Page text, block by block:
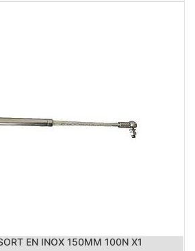
EN INOX 150MM 100N X1